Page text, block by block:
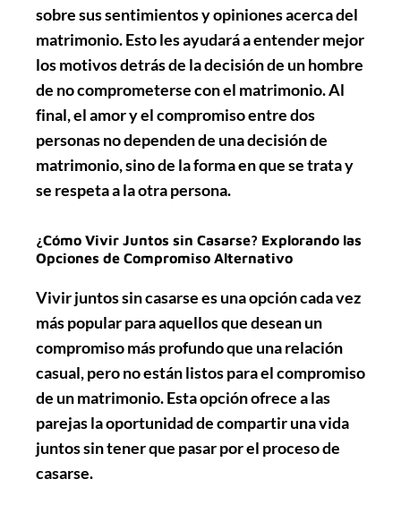
sobre sus sentimientos y opiniones acerca del
matrimonio. Esto les ayudará a entender mejor
los motivos detrás de la decisión de un hombre
de no comprometerse con el matrimonio. Al
final, el amor y el compromiso entre dos
personas no dependen de una decisión de
matrimonio, sino de la forma en que se trata y
se respeta a la otra persona.
¿Cómo Vivir Juntos sin Casarse? Explorando las
Opciones de Compromiso Alternativo
Vivir juntos sin casarse es una opción cada vez
más popular para aquellos que desean un
compromiso más profundo que una relación
casual, pero no están listos para el compromiso
de un matrimonio. Esta opción ofrece a las
parejas la oportunidad de compartir una vida
juntos sin tener que pasar por el proceso de
casarse.